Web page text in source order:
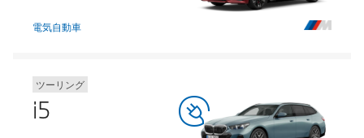
電気自動車
ツーリング
i5